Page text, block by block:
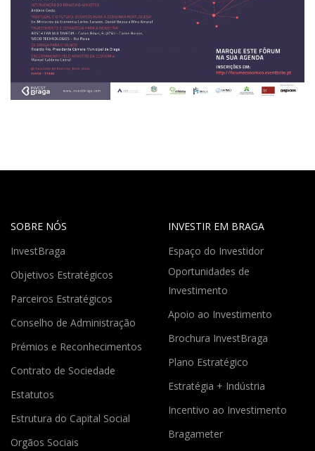
SOBRE NÓS
InvestBraga
Objetivos Estratégicos
Parceiros Estratégicos
Conselho de Administração
Prémios e Reconhecimentos
Contrato de Sociedade
Estatutos
Estrutura do Capital Social
Orgãos Sociais
INVESTIR EM BRAGA
Espaço do Investidor
Oportunidades de
Investimento
Apoio ao Investimento
Brochura InvestBraga
Plano Estratégico
Estratégia + Indústria
Incentivo ao Investimento
Bragameter